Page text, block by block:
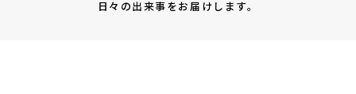
日々の出来事をお届けします。